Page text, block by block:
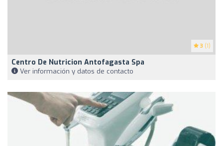
3 (1)
Centro De Nutricion Antofagasta Spa
Ver información y datos de contacto